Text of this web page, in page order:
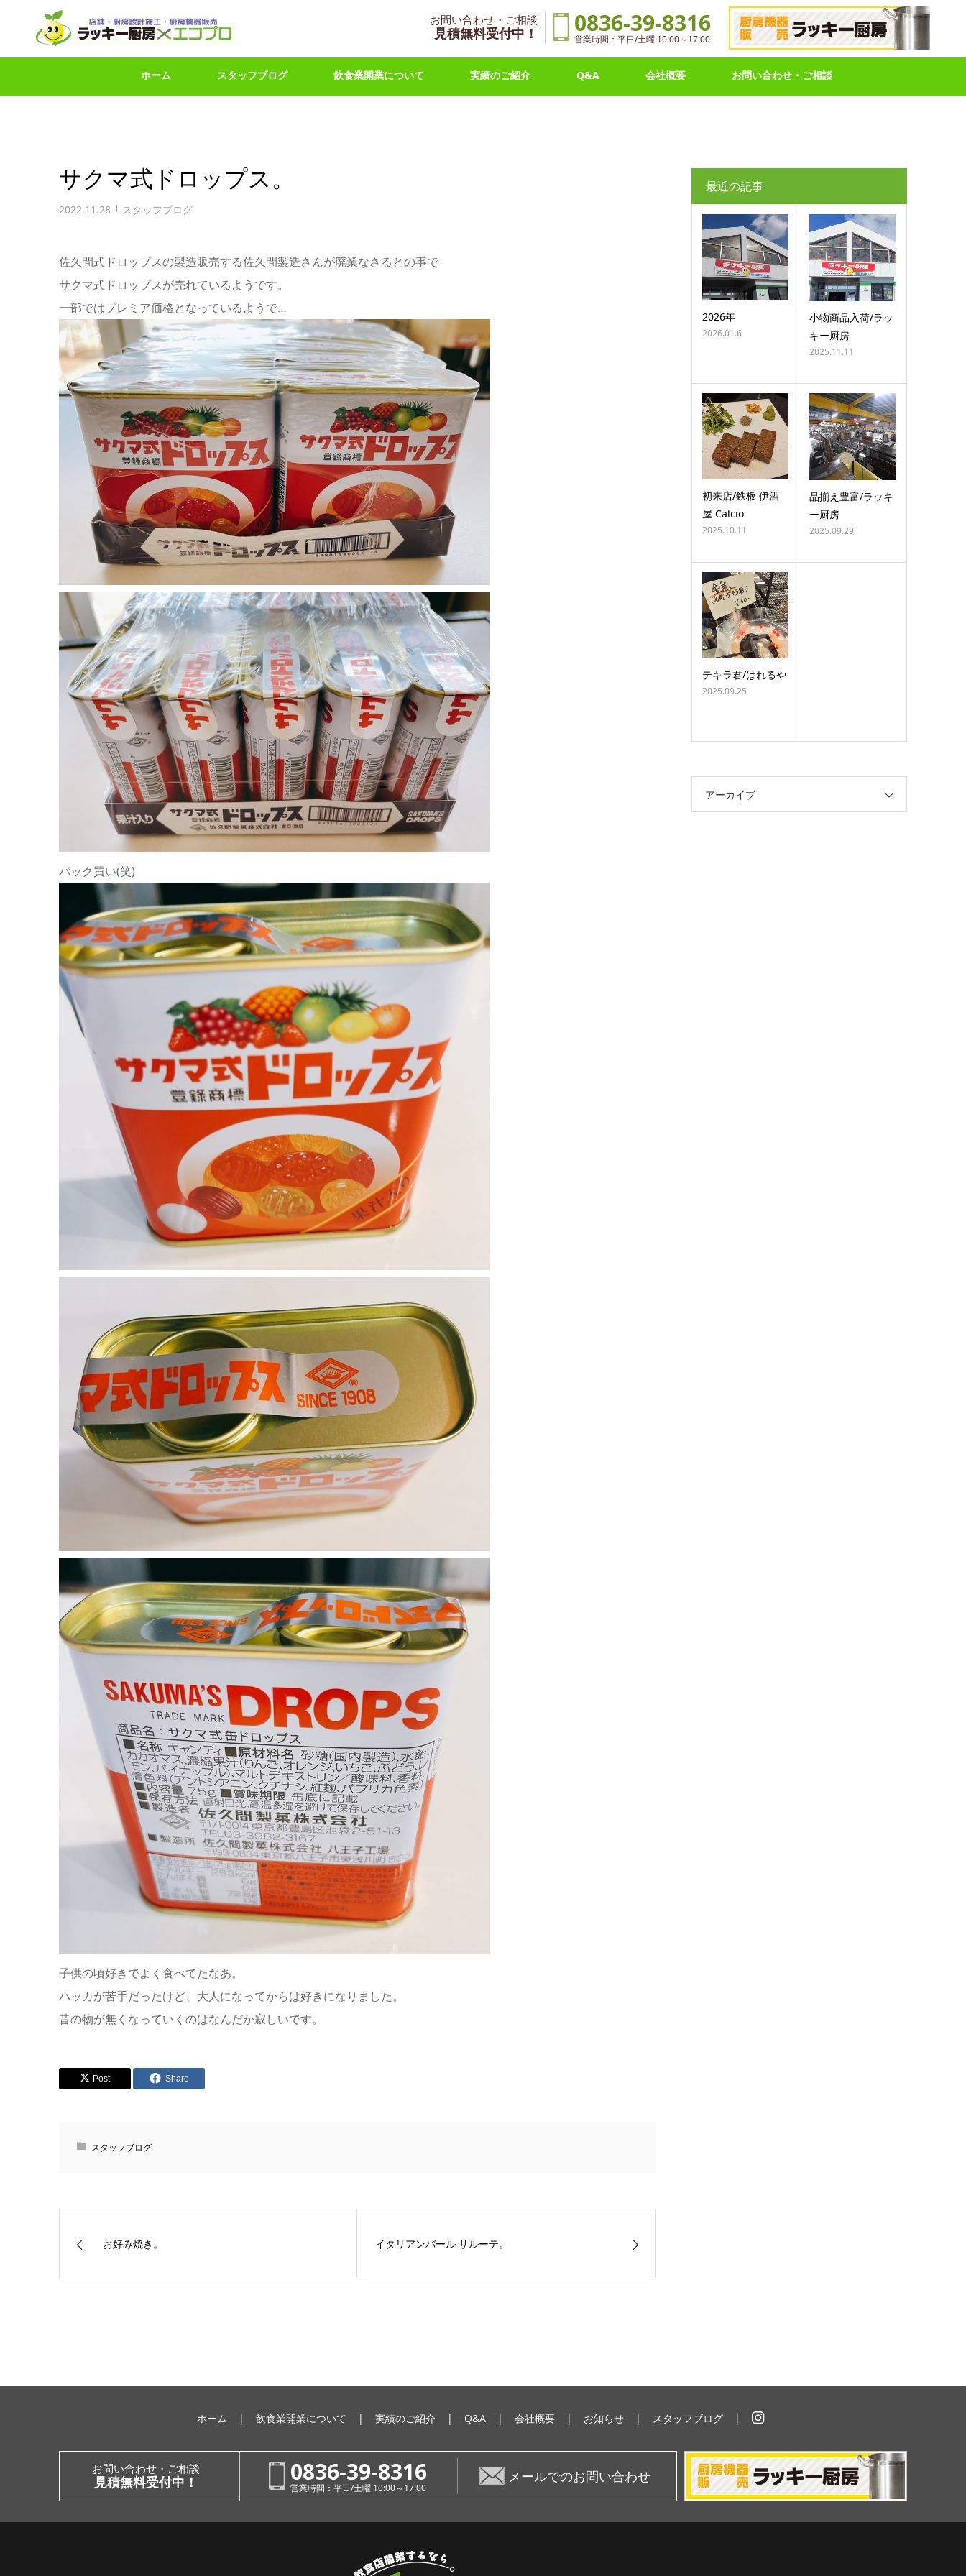
お問い合わせ・ご相談
見積無料受付中！ 0836-39-8316
営業時間：平日/土曜 10:00～17:00
ホーム スタッフブログ 飲食業開業について 実績のご紹介 Q&A 会社概要 お問い合わせ・ご相談
サクマ式ドロップス。
2022.11.28 スタッフブログ
佐久間式ドロップスの製造販売する佐久間製造さんが廃業なさるとの事で
サクマ式ドロップスが売れているようです。
一部ではプレミア価格となっているようで…
パック買い(笑)
子供の頃好きでよく食べてたなあ。
ハッカが苦手だったけど、大人になってからは好きになりました。
昔の物が無くなっていくのはなんだか寂しいです。
Post Share
スタッフブログ
お好み焼き。 イタリアンバール サルーテ。
最近の記事
2026年
2026.01.6
小物商品入荷/ラッ
キー厨房
2025.11.11
初来店/鉄板 伊酒
屋 Calcio
2025.10.11
品揃え豊富/ラッキ
ー厨房
2025.09.29
テキラ君/はれるや
2025.09.25
アーカイブ
ホーム 飲食業開業について 実績のご紹介 Q&A 会社概要 お知らせ
スタッフブログ
ス
タ
グ
ラ
お問い合わせ・ご相談
見積無料受付中！ 0836-39-8316
営業時間：平日/土曜 10:00～17:00
メールでのお問い合わせ